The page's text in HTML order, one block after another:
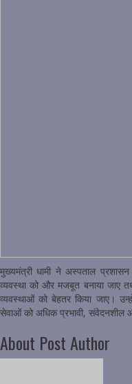
मुख्यमंत्री धामी ने अस्पताल
व्यवस्था को और मजबूत बनाया जाए
व्यवस्थाओं को बेहतर किया जाए।
सेवाओं को अधिक प्रभावी, संवेदनशील
About Post Author